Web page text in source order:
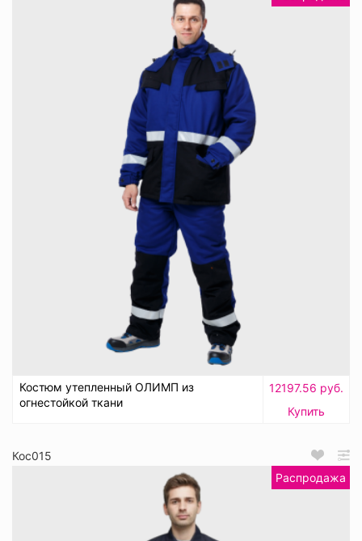
Костюм утепленный ОЛИМП из
огнестойкой ткани
12197.56 руб.
Купить
Кос015
Распродажа